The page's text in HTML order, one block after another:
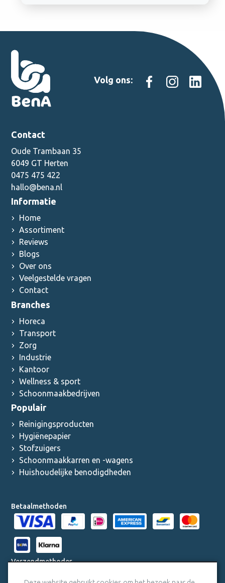
Volg ons:
Contact
Oude Trambaan 35
6049 GT Herten
0475 475 422
hallo@bena.nl
Informatie
Home
Assortiment
Reviews
Blogs
Over ons
Veelgestelde vragen
Contact
Branches
Horeca
Transport
Zorg
Industrie
Kantoor
Wellness & sport
Schoonmaakbedrijven
Populair
Reinigingsproducten
Hygiënepapier
Stofzuigers
Schoonmaakkarren en -wagens
Huishoudelijke benodigdheden
Betaalmethoden
Verzendmethodes